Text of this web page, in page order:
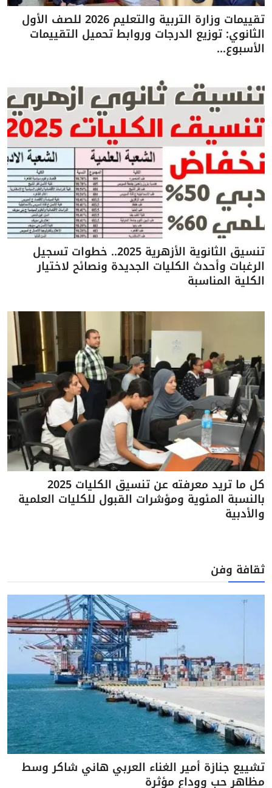
تقييمات وزارة التربية والتعليم 2026 للصف الأول
الثانوي: توزيع الدرجات وروابط تحميل التقييمات
الأسبوع...
تنسيق الثانوية الأزهرية 2025.. خطوات تسجيل
الرغبات وأحدث الكليات الجديدة ونصائح لاختيار
الكلية المناسبة
كل ما تريد معرفته عن تنسيق الكليات 2025
بالنسبة المئوية ومؤشرات القبول للكليات العلمية
والأدبية
ثقافة وفن
تشييع جنازة أمير الغناء العربي هاني شاكر وسط
مظاهر حب ووداع مؤثرة